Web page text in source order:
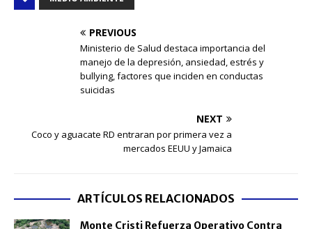
PREVIOUS
Ministerio de Salud destaca importancia del
manejo de la depresión, ansiedad, estrés y
bullying, factores que inciden en conductas
suicidas
NEXT
Coco y aguacate RD entraran por primera vez a
mercados EEUU y Jamaica
ARTÍCULOS RELACIONADOS
Monte Cristi Refuerza Operativo Contra